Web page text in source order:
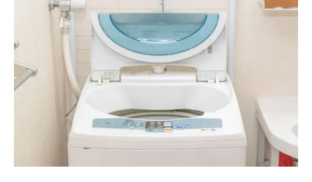
ぎては使いずらく、大きすぎては価格が高くなってしま
使いやすい洗濯機の容量を選ぶためにも、洗濯機の基本
的な容量の目安を理解しておきましょう。また、洗濯容
量と乾燥容量の違いや、縦型とドラム式の違いについて
も解説します。
基本的な洗濯容量の考え方